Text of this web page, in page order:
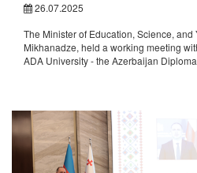
26.07.2025
The Minister of Education, Science, and
Mikhanadze, held a working meeting
ADA University - the Azerbaijan